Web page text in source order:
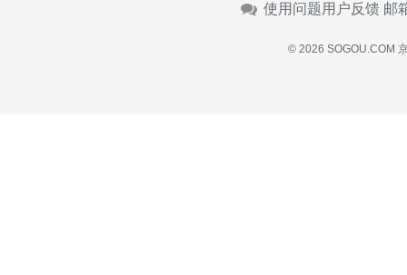
使用问题用户反馈 邮
© 2026 SOGOU.COM